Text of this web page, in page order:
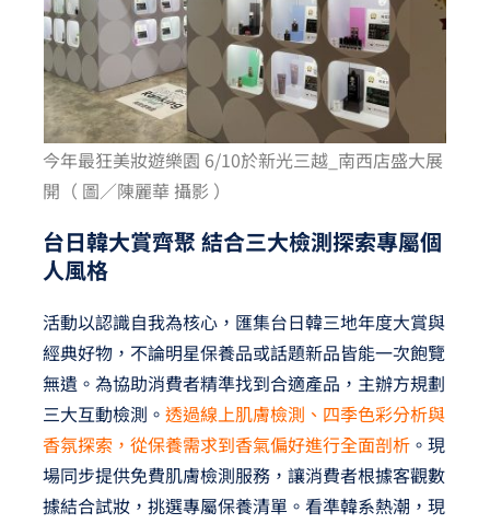
今年最狂美妝遊樂園 6/10於新光三越_南西店盛大展
開（ 圖／陳麗華 攝影 ）
台日韓大賞齊聚 結合三大檢測探索專屬個
人風格
活動以認識自我為核心，匯集台日韓三地年度大賞與
經典好物，不論明星保養品或話題新品皆能一次飽覽
無遺。為協助消費者精準找到合適產品，主辦方規劃
三大互動檢測。 透過線上肌膚檢測、四季色彩分析與
香氛探索，從保養需求到香氣偏好進行全面剖析。現
場同步提供免費肌膚檢測服務，讓消費者根據客觀數
據結合試妝，挑選專屬保養清單。看準韓系熱潮，現